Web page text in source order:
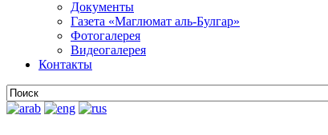
Документы
Газета «Маглюмат аль-Булгар»
Фотогалерея
Видеогалерея
Контакты